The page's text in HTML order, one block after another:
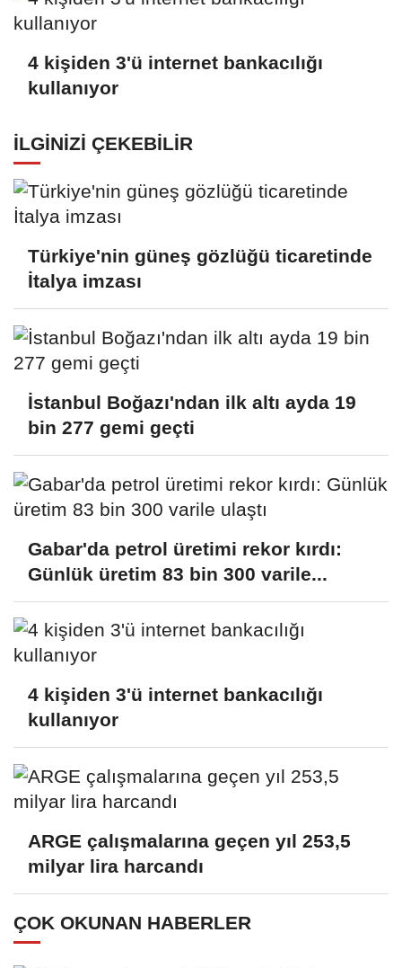
4 kişiden 3'ü internet bankacılığı
kullanıyor
İLGINIZI ÇEKEBILIR
Türkiye'nin güneş gözlüğü ticaretinde
İtalya imzası
İstanbul Boğazı'ndan ilk altı ayda 19
bin 277 gemi geçti
Gabar'da petrol üretimi rekor kırdı:
Günlük üretim 83 bin 300 varile...
4 kişiden 3'ü internet bankacılığı
kullanıyor
ARGE çalışmalarına geçen yıl 253,5
milyar lira harcandı
ÇOK OKUNAN HABERLER